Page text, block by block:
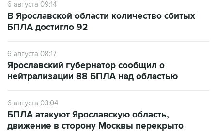
6 августа 09:14
В Ярославской области количество сбитых
БПЛА достигло 92
6 августа 08:17
Ярославский губернатор сообщил о
нейтрализации 88 БПЛА над областью
6 августа 03:04
БПЛА атакуют Ярославскую область,
движение в сторону Москвы перекрыто